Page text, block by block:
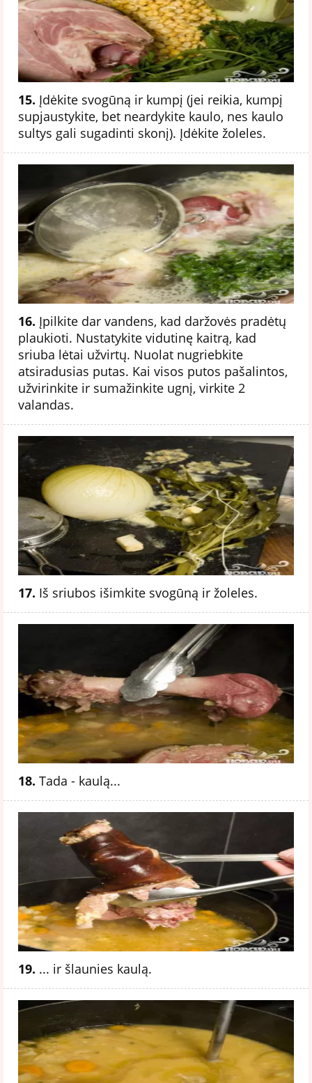
15. Įdėkite svogūną ir kumpį (jei reikia, kumpį
supjaustykite, bet neardykite kaulo, nes kaulo
sultys gali sugadinti skonį). Įdėkite žoleles.
16. Įpilkite dar vandens, kad daržovės pradėtų
plaukioti. Nustatykite vidutinę kaitrą, kad
sriuba lėtai užvirtų. Nuolat nugriebkite
atsiradusias putas. Kai visos putos pašalintos,
užvirinkite ir sumažinkite ugnį, virkite 2
valandas.
17. Iš sriubos išimkite svogūną ir žoleles.
18. Tada - kaulą...
19. ... ir šlaunies kaulą.